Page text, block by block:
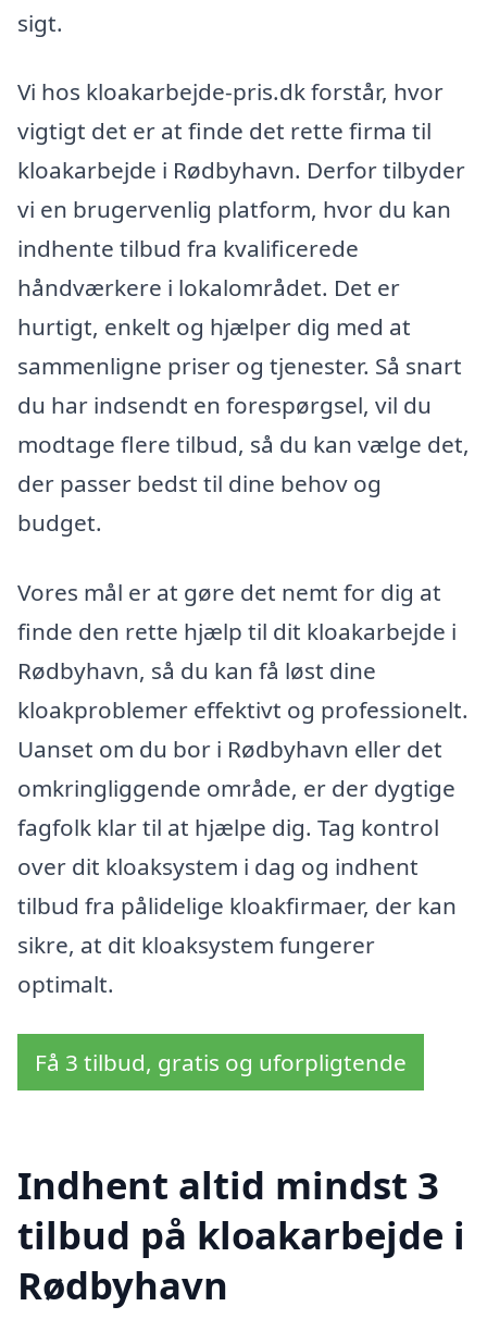
sigt.
Vi hos kloakarbejde-pris.dk forstår, hvor
vigtigt det er at finde det rette firma til
kloakarbejde i Rødbyhavn. Derfor tilbyder
vi en brugervenlig platform, hvor du kan
indhente tilbud fra kvalificerede
håndværkere i lokalområdet. Det er
hurtigt, enkelt og hjælper dig med at
sammenligne priser og tjenester. Så snart
du har indsendt en forespørgsel, vil du
modtage flere tilbud, så du kan vælge det,
der passer bedst til dine behov og
budget.
Vores mål er at gøre det nemt for dig at
finde den rette hjælp til dit kloakarbejde i
Rødbyhavn, så du kan få løst dine
kloakproblemer effektivt og professionelt.
Uanset om du bor i Rødbyhavn eller det
omkringliggende område, er der dygtige
fagfolk klar til at hjælpe dig. Tag kontrol
over dit kloaksystem i dag og indhent
tilbud fra pålidelige kloakfirmaer, der kan
sikre, at dit kloaksystem fungerer
optimalt.
Få 3 tilbud, gratis og uforpligtende
Indhent altid mindst 3
tilbud på kloakarbejde i
Rødbyhavn